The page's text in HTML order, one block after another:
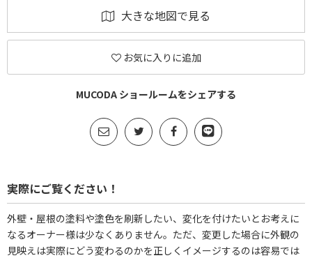
大きな地図で見る
お気に入りに追加
MUCODA ショールームをシェアする
実際にご覧ください！
外壁・屋根の塗料や塗色を刷新したい、変化を付けたいとお考えに
なるオーナー様は少なくありません。ただ、変更した場合に外観の
見映えは実際にどう変わるのかを正しくイメージするのは容易では